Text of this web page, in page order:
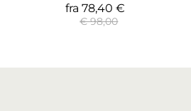
fra78,40 €
€ 98,00